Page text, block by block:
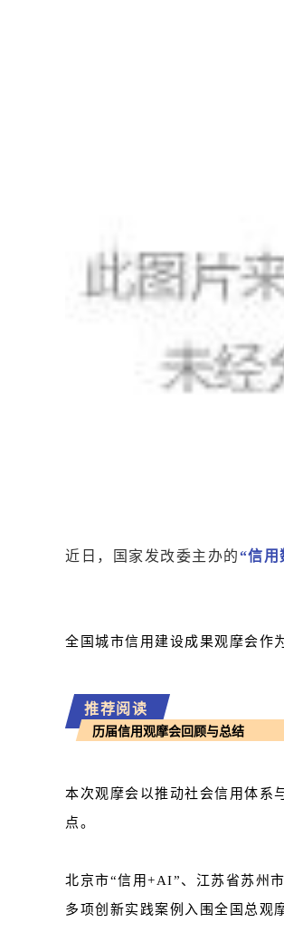
近日，国家发改委主办的“信用
全国城市信用建设成果观摩会作
推荐阅读
历届信用观摩会回顾与总结
本次观摩会以推动社会信用体系
点。
北京市“信用+AI”、江苏省苏州
多项创新实践案例入围全国总观